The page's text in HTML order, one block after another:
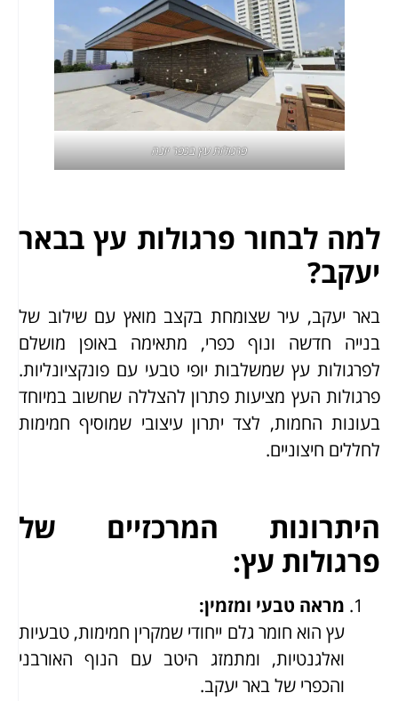
פרגולות עץ בכפר יונה
למה לבחור פרגולות עץ בבאר
יעקב?
באר יעקב, עיר שצומחת בקצב מואץ עם שילוב של
בנייה חדשה ונוף כפרי, מתאימה באופן מושלם
לפרגולות עץ שמשלבות יופי טבעי עם פונקציונליות.
פרגולות העץ מציעות פתרון להצללה שחשוב במיוחד
בעונות החמות, לצד יתרון עיצובי שמוסיף חמימות
לחללים חיצוניים.
היתרונות המרכזיים של
פרגולות עץ:
מראה טבעי ומזמין:
עץ הוא חומר גלם ייחודי שמקרין חמימות, טבעיות
ואלגנטיות, ומתמזג היטב עם הנוף האורבני
והכפרי של באר יעקב.